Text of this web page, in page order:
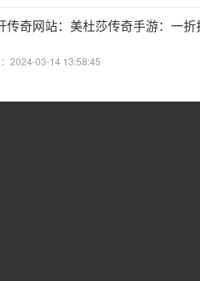
传奇网站：美杜莎传奇手游：一
2024-03-14 13:58:45